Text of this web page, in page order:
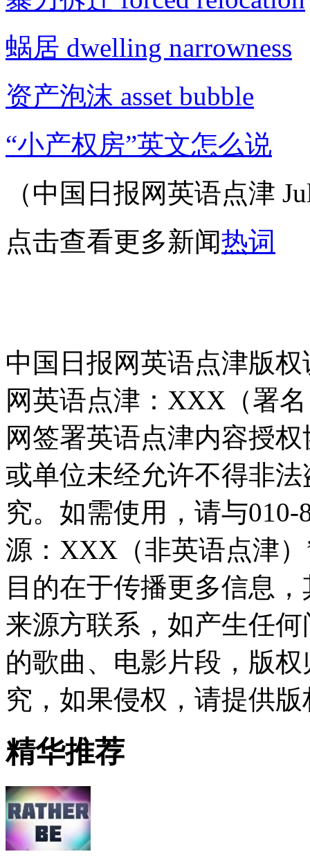
蜗居 dwelling narrowness
资产泡沫 asset bubble
“小产权房”英文怎么说
（中国日报网英语点津
点击查看更多新闻热词
中国日报网英语点津版
网英语点津：XXX（署
网签署英语点津内容授
或单位未经允许不得非
究。如需使用，请与010-
源：XXX（非英语点津
目的在于传播更多信息
来源方联系，如产生任
的歌曲、电影片段，版
究，如果侵权，请提供
精华推荐